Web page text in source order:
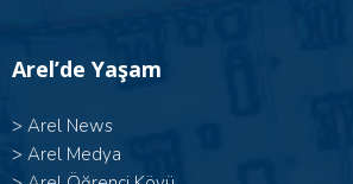
Arel’de Yaşam
> Arel News
> Arel Medya